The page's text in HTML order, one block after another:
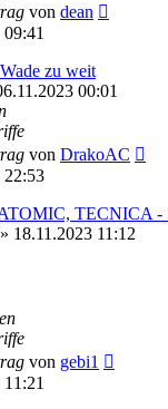
von dean
zu weit
00:01
von DrakoAC
22:53
TECNICA
» 18.11.2023 11:12
von gebi1